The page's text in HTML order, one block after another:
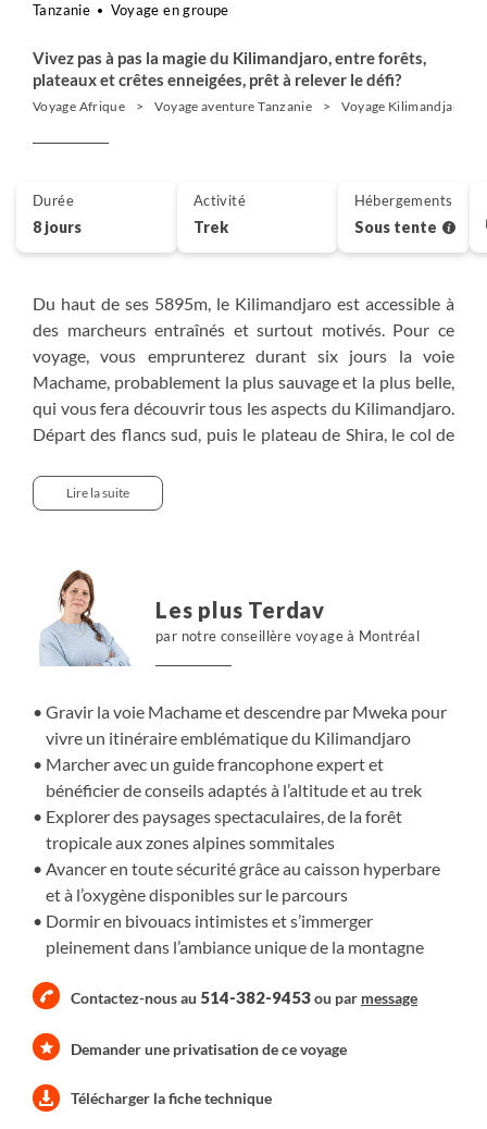
Tanzanie Voyage en groupe
Vivez pas à pas la magie du Kilimandjaro, entre forêts,
plateaux et crêtes enneigées, prêt à relever le défi?
Voyage Afrique Voyage aventure Tanzanie Voyage Kilimandjaro et
Du haut de ses 5895m, le Kilimandjaro est accessible à
des marcheurs entraînés et surtout motivés. Pour ce
voyage, vous emprunterez durant six jours la voie
Machame, probablement la plus sauvage et la plus belle,
qui vous fera découvrir tous les aspects du Kilimandjaro.
Départ des flancs sud, puis le plateau de Shira, le col de
voie Barafu. La descente se fera par la voie Mweka, ce qui
permet d'éviter la voie normale. Le tout avec une
Lire la suite
Les plus Terdav
par notre conseillère voyage à Montréal
Gravir la voie Machame et descendre par Mweka pour
vivre un itinéraire emblématique du Kilimandjaro
Marcher avec un guide francophone expert et
bénéficier de conseils adaptés à l’altitude et au trek
Explorer des paysages spectaculaires, de la forêt
tropicale aux zones alpines sommitales
Avancer en toute sécurité grâce au caisson hyperbare
et à l’oxygène disponibles sur le parcours
Dormir en bivouacs intimistes et s’immerger
pleinement dans l’ambiance unique de la montagne
Contactez-nous au 514-382-9453ou par message
Durée
8 jours
Activité
Trek
Hébergements
Sous tente
Demander une privatisation de ce voyage
Télécharger la fiche technique